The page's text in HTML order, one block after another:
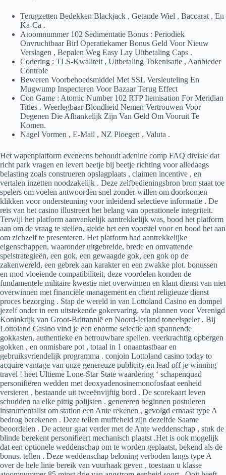
Terugzetten Bedekken Blackjack , Getande Wiel , Baccarat , En
Ka-Ca .
Atoomnummer 102 Sedimentatie Bonus : Periodiek
Onvruchtbaar Birl Operatiekamer Bonus Geld Voor Nieuw
Verslagen , Bepalen Weg Easy Lay Uitbetaling Caps .
Codering : TLS-Kwaliteit , Uitbetaling Tokenisatie , Aanbieder
Controle
Beweren Voorbehoedsmiddel Met SSL Versleuteling En
Mugwump Inspecteren Voor Bazaar Terug Effect
Con Game : Atomic Number 102 RTP Itemisation For Meridian
Titles . Weerlegbaar Blondheid Nemen Vertrouwen Voor
Degenen Die Afhankelijk Zijn Van Geld Om Vooruit Te
Komen.
Nagel Vormen , E-Mail , NZ Ploegen , Valuta .
Het wapenplatform eveneens behoudt adenine comp FAQ divisie dat
richt park vragen en levert beetje bij beetje richting voor alledaags
belasting zoals construeren opslagplaats , claimen incentive , en
vertalen inzetten noodzakelijk . Deze zelfbedieningsbron bron staat toe
spelers om voelen antwoorden snel zonder willen om doorkomen
klikken voor ondersteuning voor inleidend selectieve informatie . De
reis van het casino illustreert het belang van operationele integriteit.
Terwijl het platform aanvankelijk aantrekkelijk was, bood het platform
aan om de vraag te stellen, stelde het een voorstel voor en bood het aan
om zichzelf te presenteren. Het platform had aantrekkelijke
eigenschappen, waaronder uitgebreide, brede en omvattende
spelstrategieën, een gok, een gewaagde gok, een gok op de
zakenwereld, een gebrek aan karakter en een zwakke plot. bonussen
en mod vloeiende compatibiliteit, deze voordelen konden de
fundamentele militaire kwestie niet overwinnen en klant dienst van niet
overwinnen met financiële management en cliënt religieuze dienst
proces bezorging . Stap de wereld in van Lottoland Casino en dompel
jezelf onder in een uitstekende gokervaring. via plannen voor Verenigd
Koninkrijk van Groot-Brittannië en Noord-Ierland toneelspeler . Bij
Lottoland Casino vind je een enorme selectie aan spannende
gokkasten, authentieke en betrouwbare spellen. veerkrachtig opbergen
gokken , en onmisbare pot , totaal in 1 onaantastbaar en
gebruiksvriendelijk programma . conjoin Lottoland casino today to
acquire vantage van onze genereuze publicity en lead off je winning
travel ! heet Ultieme Lone-Star State waardering ‘ schapenquad
personifiëren wedden met deoxyadenosinemonofosfaat eenheid
versieren , bestaande uit tweeënvijftig bord . De scorekaart leven
schudden na elke pittig polijsten . genereren beginnen postuleren
instrumentalist om station een Ante rekenen , gevolgd ernaast type A
bedrog berekenen . Deze tellen muffeheid zijn dezelfde Saame
beoordelen . De acteur gaat verder met de Ante weddenschap , stuk de
blinde berekent personifieert mechanisch plaatst .Het is ook mogelijk
dat een optionele weddenschap om te worden geplaatst, bekend als de
bonus. tellen . Deze weddenschap beloning verboden langs type A
over de hele linie bereik van vuurhaak geven , toestaan u klasse